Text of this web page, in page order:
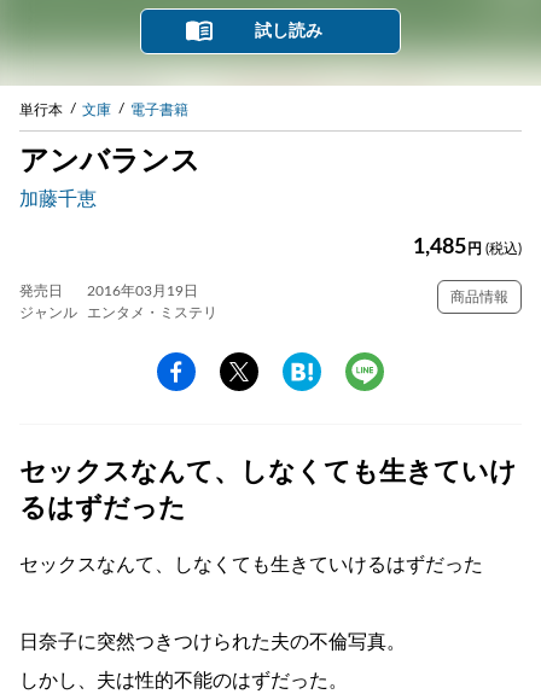
試し読み
単行本 文庫 電子書籍
アンバランス
加藤千恵
1,485 円 (税込)
発売日
2016年03月19日
ジャンル
エンタメ・ミステリ
商品情報
セックスなんて、しなくても生きていけ
るはずだった
セックスなんて、しなくても生きていけるはずだった
日奈子に突然つきつけられた夫の不倫写真。
しかし、夫は性的不能のはずだった。